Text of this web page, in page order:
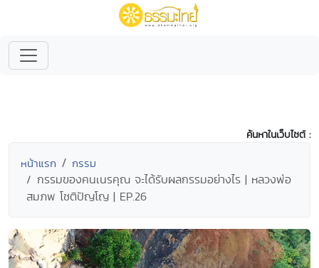
ค้นหาในเว็บไซต์ :
หน้าแรก กรรม
กรรมของคนเนรคุณ จะได้รับผลกรรมอย่างไร | หลวงพ่อ
สมภพ โชติปัญโญ | EP.26